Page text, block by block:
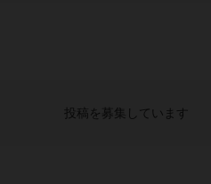
投稿を募集しています